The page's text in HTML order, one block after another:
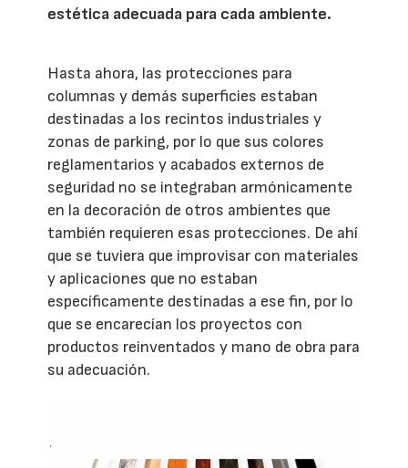
estética adecuada para cada ambiente.
Hasta ahora, las protecciones para
columnas y demás superficies estaban
destinadas a los recintos industriales y
zonas de parking, por lo que sus colores
reglamentarios y acabados externos de
seguridad no se integraban armónicamente
en la decoración de otros ambientes que
también requieren esas protecciones. De ahí
que se tuviera que improvisar con materiales
y aplicaciones que no estaban
específicamente destinadas a ese fin, por lo
que se encarecían los proyectos con
productos reinventados y mano de obra para
su adecuación.